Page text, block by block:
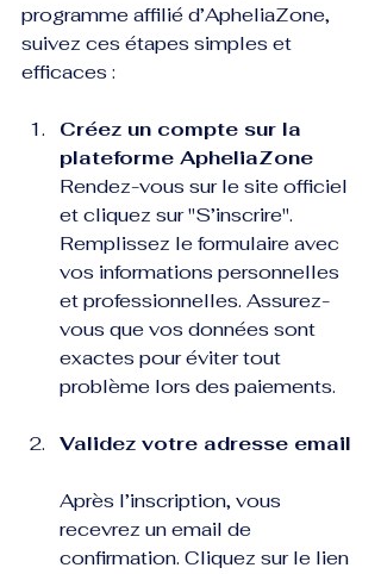
programme affilié d’ApheliaZone,
suivez ces étapes simples et
efficaces :
Créez un compte sur la
plateforme ApheliaZone
Rendez-vous sur le site officiel
et cliquez sur "S’inscrire".
Remplissez le formulaire avec
vos informations personnelles
et professionnelles. Assurez-
vous que vos données sont
exactes pour éviter tout
problème lors des paiements.
Validez votre adresse email
Après l’inscription, vous
recevrez un email de
confirmation. Cliquez sur le lien